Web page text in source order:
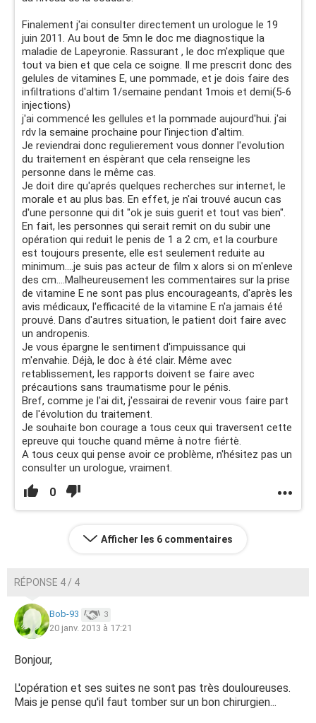
Finalement j'ai consulter directement un urologue le 19
juin 2011. Au bout de 5mn le doc me diagnostique la
maladie de Lapeyronie. Rassurant , le doc m'explique que
tout va bien et que cela ce soigne. Il me prescrit donc des
gelules de vitamines E, une pommade, et je dois faire des
infiltrations d'altim 1/semaine pendant 1mois et demi(5-6
injections)
j'ai commencé les gellules et la pommade aujourd'hui. j'ai
rdv la semaine prochaine pour l'injection d'altim.
Je reviendrai donc regulierement vous donner l'evolution
du traitement en éspèrant que cela renseigne les
personne dans le même cas.
Je doit dire qu'aprés quelques recherches sur internet, le
morale et au plus bas. En effet, je n'ai trouvé aucun cas
d'une personne qui dit "ok je suis guerit et tout vas bien".
En fait, les personnes qui serait remit on du subir une
opération qui reduit le penis de 1 a 2 cm, et la courbure
est toujours presente, elle est seulement reduite au
minimum....je suis pas acteur de film x alors si on m'enleve
des cm....Malheureusement les commentaires sur la prise
de vitamine E ne sont pas plus encourageants, d'après les
avis médicaux, l'efficacité de la vitamine E n'a jamais été
prouvé. Dans d'autres situation, le patient doit faire avec
un andropenis.
Je vous épargne le sentiment d'impuissance qui
m'envahie. Déjà, le doc à été clair. Même avec
retablissement, les rapports doivent se faire avec
précautions sans traumatisme pour le pénis.
Bref, comme je l'ai dit, j'essairai de revenir vous faire part
de l'évolution du traitement.
Je souhaite bon courage a tous ceux qui traversent cette
epreuve qui touche quand même à notre fiértè.
A tous ceux qui pense avoir ce problème, n'hésitez pas un
consulter un urologue, vraiment.
0
Afficher les 6 commentaires
RÉPONSE 4 / 4
Bob-93 3
20 janv. 2013 à 17:21
Bonjour,
L'opération et ses suites ne sont pas très douloureuses.
Mais je pense qu'il faut tomber sur un bon chirurgien...